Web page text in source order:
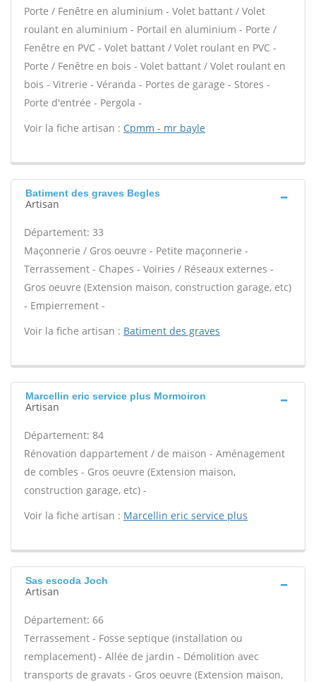
Porte / Fenêtre en aluminium - Volet battant / Volet
roulant en aluminium - Portail en aluminium - Porte /
Fenêtre en PVC - Volet battant / Volet roulant en PVC -
Porte / Fenêtre en bois - Volet battant / Volet roulant en
bois - Vitrerie - Véranda - Portes de garage - Stores -
Porte d'entrée - Pergola -
Voir la fiche artisan : Cpmm - mr bayle
Batiment des graves Begles
Artisan
Département: 33
Maçonnerie / Gros oeuvre - Petite maçonnerie -
Terrassement - Chapes - Voiries / Réseaux externes -
Gros oeuvre (Extension maison, construction garage, etc)
- Empierrement -
Voir la fiche artisan : Batiment des graves
Marcellin eric service plus Mormoiron
Artisan
Département: 84
Rénovation dappartement / de maison - Aménagement
de combles - Gros oeuvre (Extension maison,
construction garage, etc) -
Voir la fiche artisan : Marcellin eric service plus
Sas escoda Joch
Artisan
Département: 66
Terrassement - Fosse septique (installation ou
remplacement) - Allée de jardin - Démolition avec
transports de gravats - Gros oeuvre (Extension maison,